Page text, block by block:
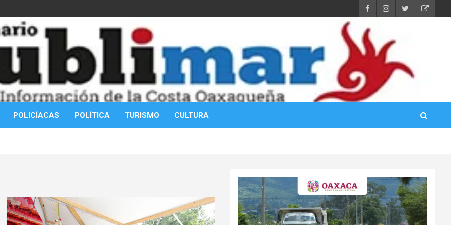
POLICÍACAS POLÍTICA TURISMO CULTURA